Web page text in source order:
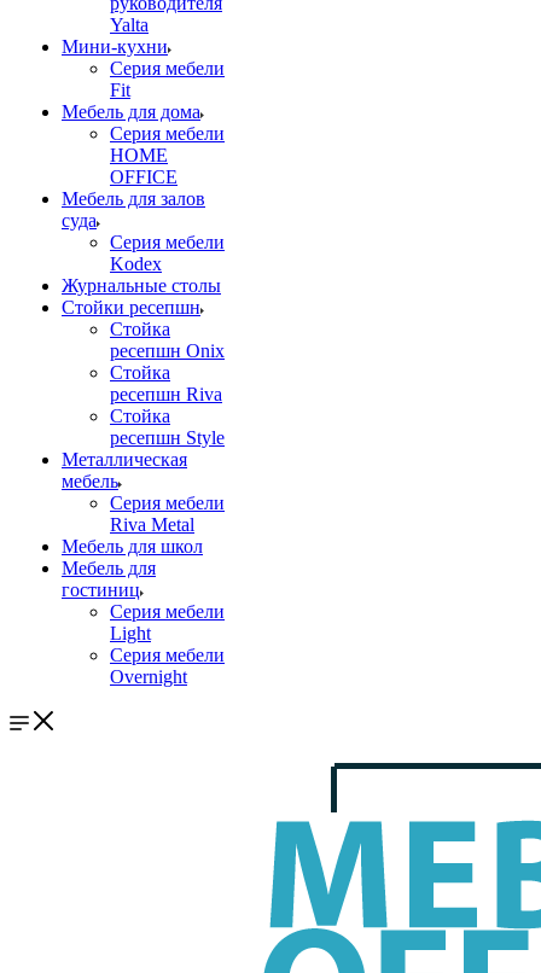
Yalta
Мини-кухни
Серия мебели
Fit
Мебель для дома
Серия мебели
HOME
OFFICE
Мебель для залов
суда
Серия мебели
Kodex
Журнальные столы
Стойки ресепшн
Стойка
ресепшн Onix
Стойка
ресепшн Riva
Стойка
ресепшн Style
Металлическая
мебель
Серия мебели
Riva Metal
Мебель для школ
Мебель для
гостиниц
Серия мебели
Light
Серия мебели
Overnight